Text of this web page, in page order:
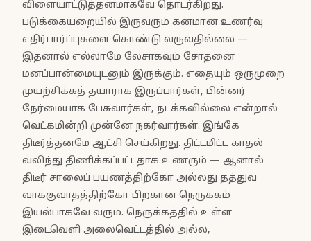
விளையாட்டுத்தனமாகவே தொடர்கிறது.
படுக்கையறையில் இருவரும் கனமான உணர்வு
எதிர்பார்ப்புகளை கொண்டு வருவதில்லை —
இதனால் எல்லாமே லேசாகவும் சோதனை
மனப்பான்மையுடனும் இருக்கும். எதையும் ஒருமுறை
முயற்சிக்கத் தயாராக இருப்பார்கள், பின்னர்
நேர்மையாக பேசுவார்கள், நடக்கவில்லை என்றால்
வெட்கமின்றி முன்னே நகர்வார்கள். இங்கே
திடீர்த்தனமே ஆட்சி செய்கிறது. திட்டமிட்ட காதல்
வலிந்து திணிக்கப்பட்டதாக உணரும் — ஆனால்
திடீர் சாலைப் பயணத்திற்கோ அல்லது தத்துவ
வாக்குவாதத்திற்கோ பிறகான நெருக்கம்
இயல்பாகவே வரும். நெருக்கத்தில் உள்ள
இடைவெளி அலைவெட்டத்தில் அல்ல,